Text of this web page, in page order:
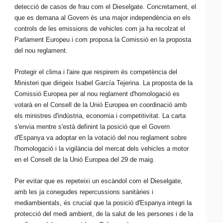
detecció de casos de frau com el Dieselgate . Concretament, el
que es demana al Govern és una major independència en els
controls de les emissions de vehicles com ja ha recolzat el
Parlament Europeu i com proposa la Comissió en la proposta
del nou reglament.
Protegir el clima i l'aire que respirem és competència del
Ministeri que dirigeix Isabel García Tejerina . La proposta de la
Comissió Europea per al nou reglament d'homologació es
votarà en el Consell de la Unió Europea en coordinació amb
els ministres d'indústria, economia i competitivitat. La carta
s'envia mentre s'està definint la posició que el Govern
d'Espanya va adoptar en la votació del nou reglament sobre
l'homologació i la vigilància del mercat dels vehicles a motor
en el Consell de la Unió Europea del 29 de maig.
Per evitar que es repeteixi un escàndol com el Dieselgate
amb les ja conegudes repercussions sanitàries i
mediambientals, és crucial que la posició d'Espanya integri la
protecció del medi ambient, de la salut de les persones i de la